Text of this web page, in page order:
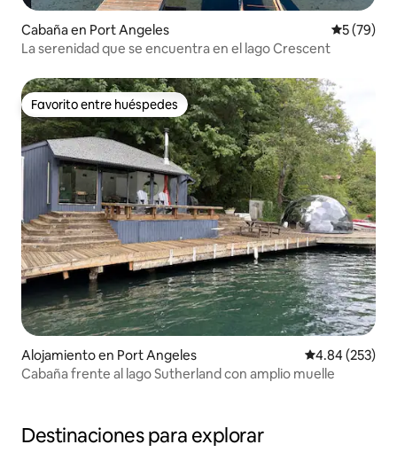
Cabaña en Port Angeles
5 (79)
La serenidad que se encuentra en el lago Crescent
Favorito entre huéspedes
Favorito entre huéspedes
Alojamiento en Port Angeles Calificación
4.84 (253)
Cabaña frente al lago Sutherland con amplio muelle
Destinaciones para explorar